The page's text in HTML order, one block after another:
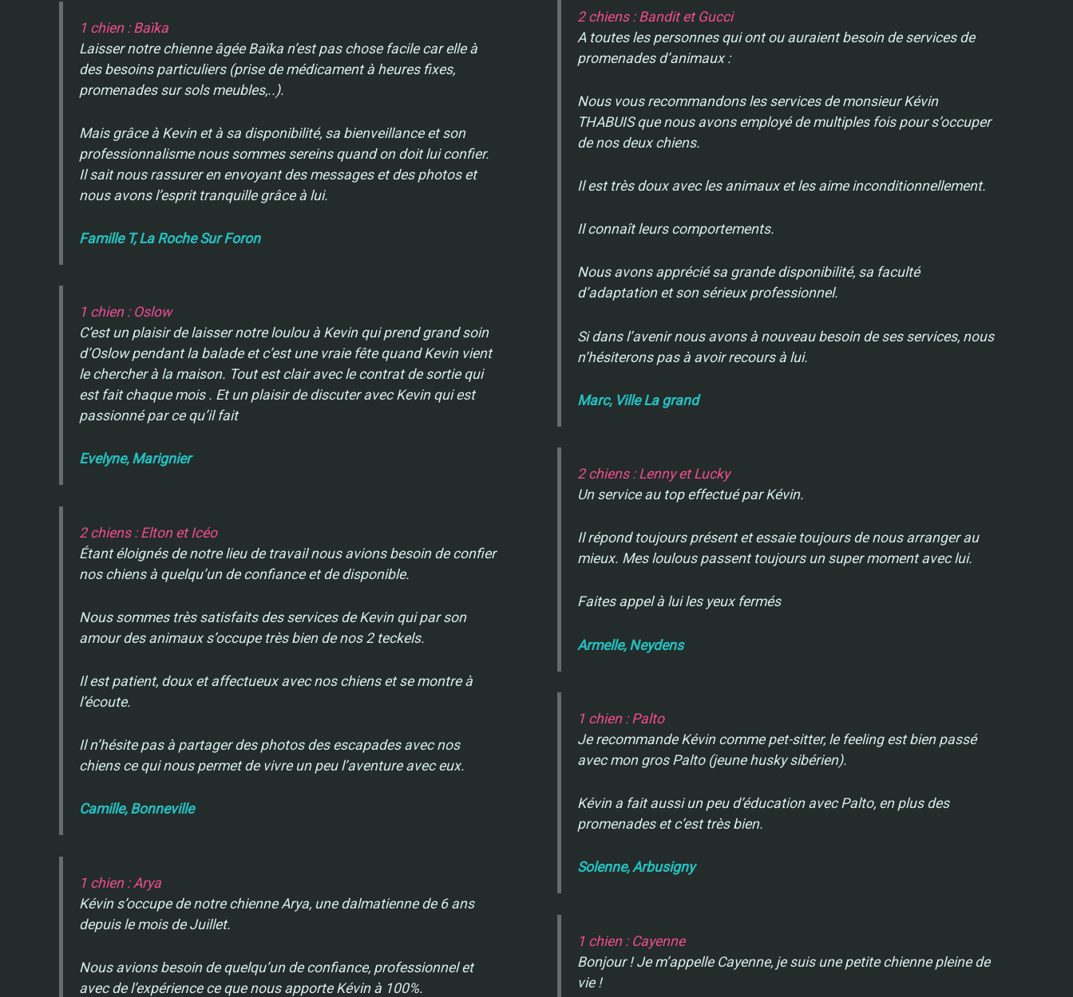
1 chien : Baïka
Laisser notre chienne âgée Baïka n’est pas chose facile car elle à
des besoins particuliers (prise de médicament à heures fixes,
promenades sur sols meubles,..).
Mais grâce à Kevin et à sa disponibilité, sa bienveillance et son
professionnalisme nous sommes sereins quand on doit lui confier.
Il sait nous rassurer en envoyant des messages et des photos et
nous avons l’esprit tranquille grâce à lui.
Famille T, La Roche Sur Foron
1 chien : Oslow
C’est un plaisir de laisser notre loulou à Kevin qui prend grand soin
d’Oslow pendant la balade et c’est une vraie fête quand Kevin vient
le chercher à la maison. Tout est clair avec le contrat de sortie qui
est fait chaque mois . Et un plaisir de discuter avec Kevin qui est
passionné par ce qu’il fait
Evelyne, Marignier
2 chiens : Elton et Icéo
Étant éloignés de notre lieu de travail nous avions besoin de confier
nos chiens à quelqu’un de confiance et de disponible.
Nous sommes très satisfaits des services de Kevin qui par son
amour des animaux s’occupe très bien de nos 2 teckels.
Il est patient, doux et affectueux avec nos chiens et se montre à
l’écoute.
Il n’hésite pas à partager des photos des escapades avec nos
chiens ce qui nous permet de vivre un peu l’aventure avec eux.
Camille, Bonneville
1 chien : Arya
Kévin s’occupe de notre chienne Arya, une dalmatienne de 6 ans
depuis le mois de Juillet.
Nous avions besoin de quelqu’un de confiance, professionnel et
avec de l’expérience ce que nous apporte Kévin à 100%.
2 chiens : Bandit et Gucci
A toutes les personnes qui ont ou auraient besoin de services de
promenades d’animaux :
Nous vous recommandons les services de monsieur Kévin
THABUIS que nous avons employé de multiples fois pour s’occuper
de nos deux chiens.
Il est très doux avec les animaux et les aime inconditionnellement.
Il connaît leurs comportements.
Nous avons apprécié sa grande disponibilité, sa faculté
d’adaptation et son sérieux professionnel.
Si dans l’avenir nous avons à nouveau besoin de ses services, nous
n’hésiterons pas à avoir recours à lui.
Marc, Ville La grand
2 chiens : Lenny et Lucky
Un service au top effectué par Kévin.
Il répond toujours présent et essaie toujours de nous arranger au
mieux. Mes loulous passent toujours un super moment avec lui.
Faites appel à lui les yeux fermés
Armelle, Neydens
1 chien : Palto
Je recommande Kévin comme pet-sitter, le feeling est bien passé
avec mon gros Palto (jeune husky sibérien).
Kévin a fait aussi un peu d’éducation avec Palto, en plus des
promenades et c’est très bien.
Solenne, Arbusigny
1 chien : Cayenne
Bonjour ! Je m’appelle Cayenne, je suis une petite chienne pleine de
vie !